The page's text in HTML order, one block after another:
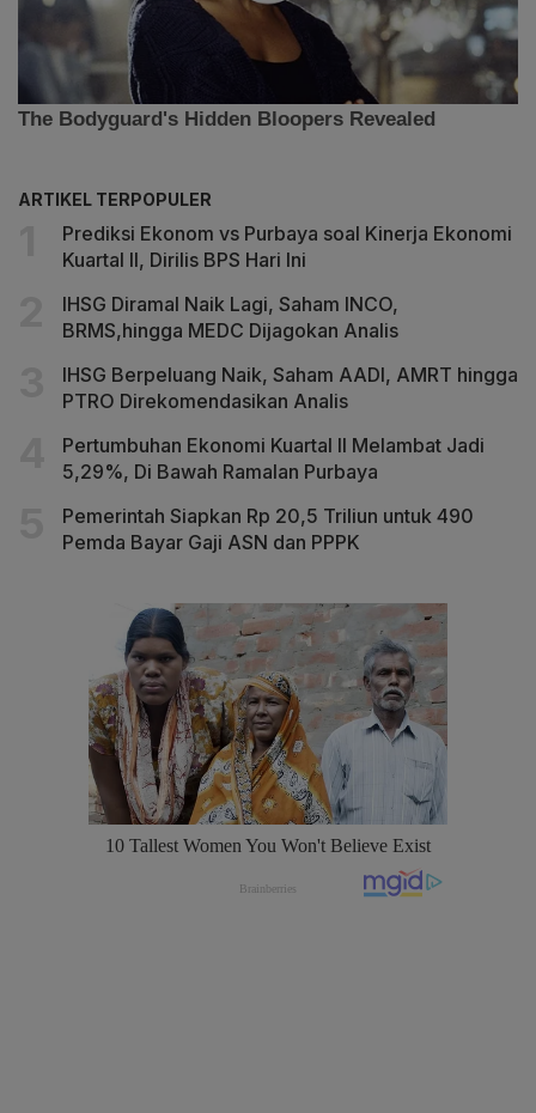
ARTIKEL TERPOPULER
Prediksi Ekonom vs Purbaya soal Kinerja Ekonomi
Kuartal II, Dirilis BPS Hari Ini
IHSG Diramal Naik Lagi, Saham INCO,
BRMS,hingga MEDC Dijagokan Analis
IHSG Berpeluang Naik, Saham AADI, AMRT hingga
PTRO Direkomendasikan Analis
Pertumbuhan Ekonomi Kuartal II Melambat Jadi
5,29%, Di Bawah Ramalan Purbaya
Pemerintah Siapkan Rp 20,5 Triliun untuk 490
Pemda Bayar Gaji ASN dan PPPK